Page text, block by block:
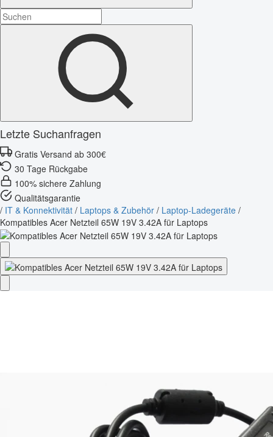
Letzte Suchanfragen
Gratis Versand ab 300€
30 Tage Rückgabe
100% sichere Zahlung
Qualitätsgarantie
/ IT & Konnektivität / Laptops & Zubehör / Laptop-Ladegeräte /
Kompatibles Acer Netzteil 65W 19V 3.42A für Laptops